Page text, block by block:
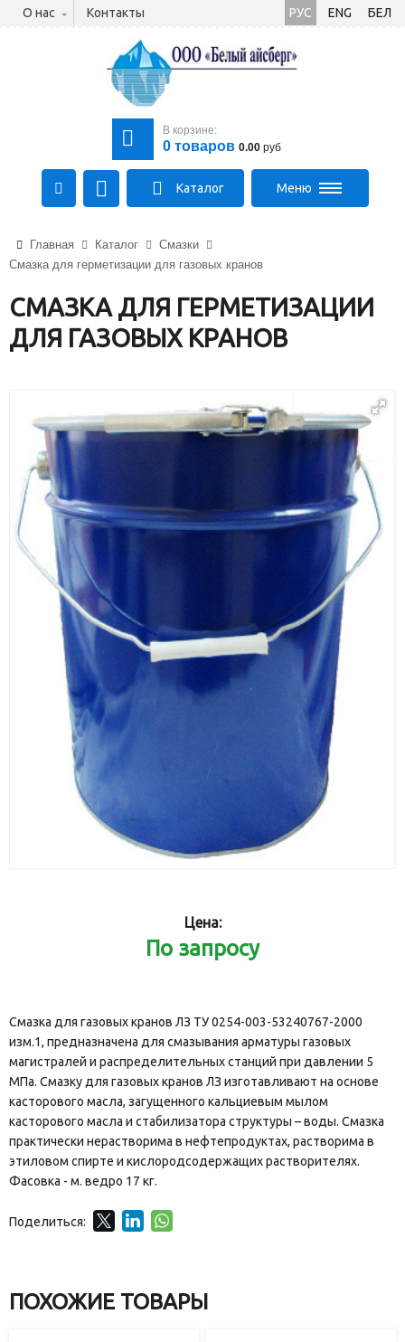
О нас Контакты РУС ENG БЕЛ
В корзине:
0 товаров 0.00 руб
+375 (29) 710-23-43
+375 (33) 315-03-03
aysberg-sales@yandex.by
Каталог Меню
Главная Каталог
Смазки
Смазка для герметизации для газовых кранов
СМАЗКА ДЛЯ ГЕРМЕТИЗАЦИИ
ДЛЯ ГАЗОВЫХ КРАНОВ
Цена:
По запросу
Смазка для газовых кранов ЛЗ ТУ 0254-003-53240767-2000
изм.1, предназначена для смазывания арматуры газовых
магистралей и распределительных станций при давлении 5
МПа. Смазку для газовых кранов ЛЗ изготавливают на основе
касторового масла, загущенного кальциевым мылом
касторового масла и стабилизатора структуры – воды. Смазка
практически нерастворима в нефтепродуктах, растворима в
этиловом спирте и кислородсодержащих растворителях.
Фасовка - м. ведро 17 кг.
Поделиться:
ПОХОЖИЕ ТОВАРЫ